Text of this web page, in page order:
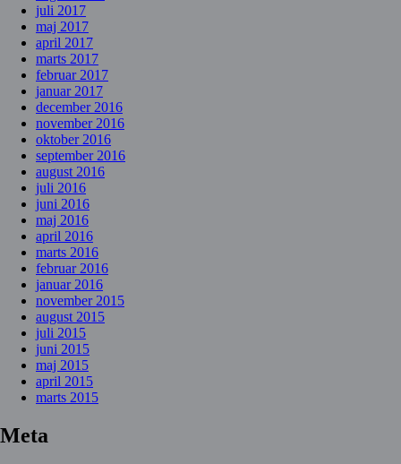
juli 2017
maj 2017
april 2017
marts 2017
februar 2017
januar 2017
december 2016
november 2016
oktober 2016
september 2016
august 2016
juli 2016
juni 2016
maj 2016
april 2016
marts 2016
februar 2016
januar 2016
november 2015
august 2015
juli 2015
juni 2015
maj 2015
april 2015
marts 2015
Meta